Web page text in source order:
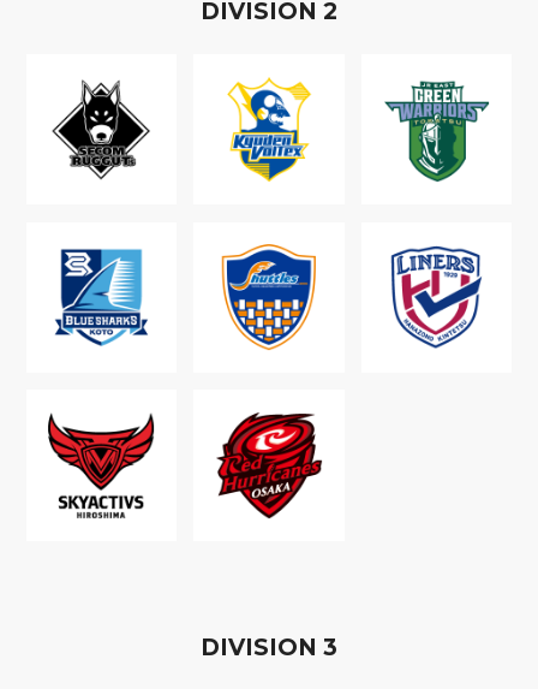
DIVISION 2
DIVISION 3